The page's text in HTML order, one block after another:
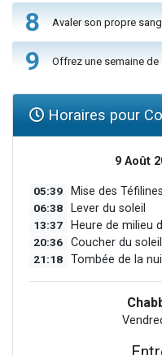
8 Avaler son propre
9 Offrez une semaine de
Horaires pour
9 Août
05:39 Mise des Téfilines
06:38 Lever du soleil
13:37 Heure de milieu
20:36 Coucher du soleil
21:18 Tombée de la